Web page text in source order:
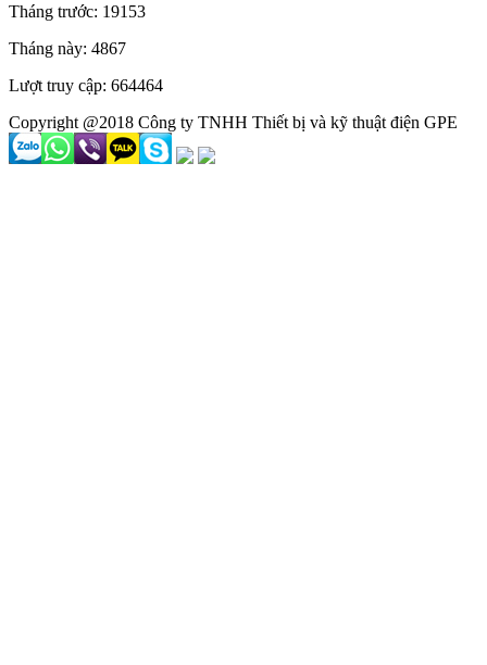
Tháng trước: 19153
Tháng này: 4867
Lượt truy cập: 664464
Copyright @2018 Công ty TNHH Thiết bị và kỹ thuật điện GPE